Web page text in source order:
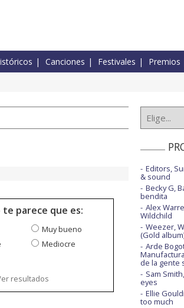
Canciones Festivales Premios
te parece que es:
Muy bueno
Mediocre
resultados
Editors,
& sound
Becky G,
bendita
Alex
Wildchild
Weezer,
(Gold
Arde
de la gente
Sam
eyes
Ellie
too much